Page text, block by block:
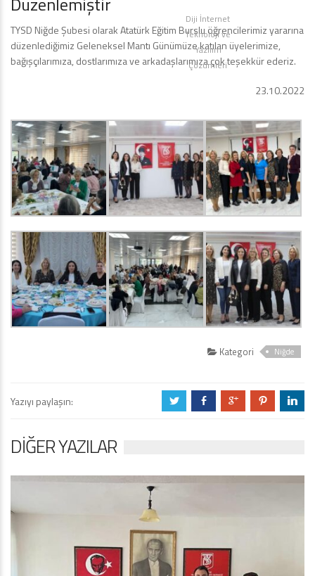
TYSD Niğde Şubesi olarak Atatürk Eğitim Burslu öğrencilerimiz yararına
düzenlediğimiz Geleneksel Mantı Günümüze katılan üyelerimize,
bağışçılarımıza, dostlarımıza ve arkadaşlarımıza çok teşekkür ederiz.
23.10.2022
Kategori Niğde
Yazıyı paylaşın: a b c d j
DIĞER YAZILAR
Diji İnternet
Teknoloji ve
Yazılım
Çözümleri